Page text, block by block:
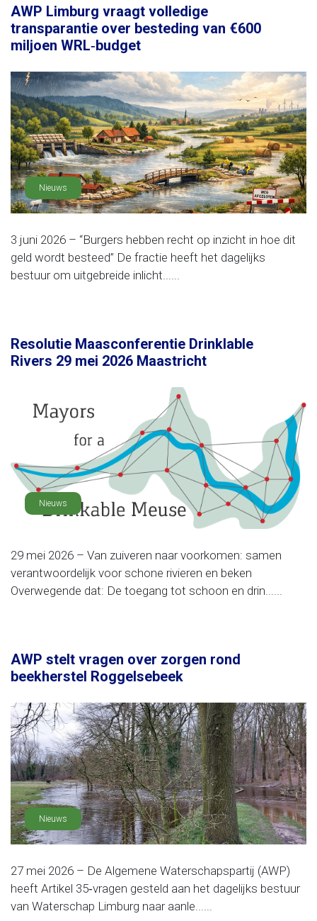
AWP Limburg vraagt volledige
transparantie over besteding van €600
miljoen WRL‑budget
Nieuws
3 juni 2026 – “Burgers hebben recht op inzicht in hoe dit
geld wordt besteed” De fractie heeft het dagelijks
bestuur om uitgebreide inlicht......
Resolutie Maasconferentie Drinklable
Rivers 29 mei 2026 Maastricht
Nieuws
29 mei 2026 – Van zuiveren naar voorkomen: samen
verantwoordelijk voor schone rivieren en beken
Overwegende dat: De toegang tot schoon en drin......
AWP stelt vragen over zorgen rond
beekherstel Roggelsebeek
Nieuws
27 mei 2026 – De Algemene Waterschapspartij (AWP)
heeft Artikel 35‑vragen gesteld aan het dagelijks bestuur
van Waterschap Limburg naar aanle......